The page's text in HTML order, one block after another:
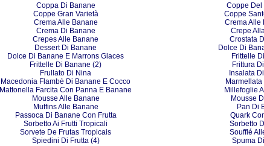
Coppa Di Banane
Coppe Del
Coppe Gran Varietà
Coppe
Crema Alle Banane
Crema Alle
Crema Di Banane
Crepe
Crepes Alle Banane
Crostata
Dessert Di Banane
Dolce Di
Dolce Di Banane E Marrons Glaces
Frittelle
Frittelle Di Banane (2)
Frittura
Frullato Di Nina
Insalata
Macedonia Flambè Di Banane E Cocco
Mattonella Farcita Con Panna E Banane
Millefoglie
Mousse Alle Banane
Mousse
Muffins Alle Banane
Pan Di
Passoca Di Banane Con Frutta
Quark
Sorbetto Ai Frutti Tropicali
Sorbetto
Sorvete De Frutas Tropicais
Soufflé
Spiedini Di Frutta (4)
Spuma